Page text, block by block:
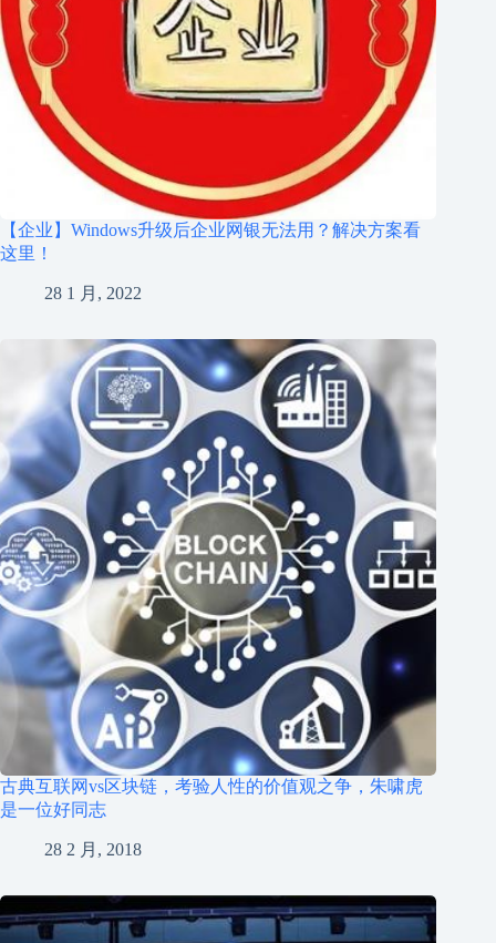
【企业】Windows升级后企业网银无法用？解决方案看
这里！
28 1 月, 2022
古典互联网vs区块链，考验人性的价值观之争，朱啸虎
是一位好同志
28 2 月, 2018